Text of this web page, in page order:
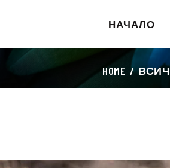
НАЧАЛО
HOME